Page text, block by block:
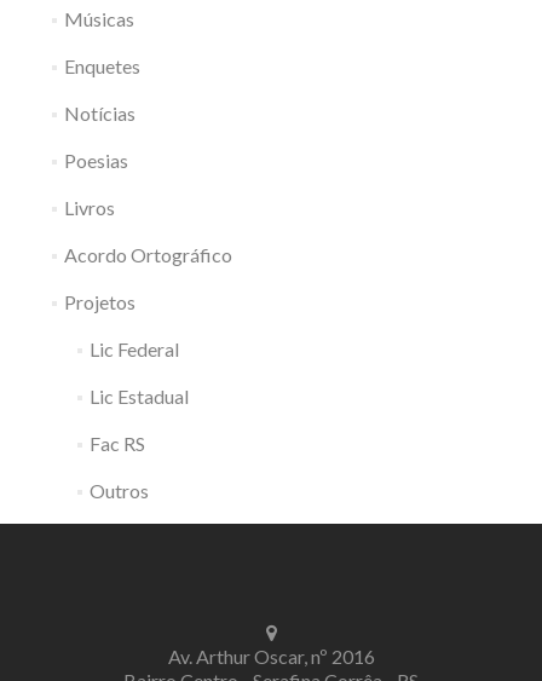
Músicas
Enquetes
Notícias
Poesias
Livros
Acordo Ortográfico
Projetos
Lic Federal
Lic Estadual
Fac RS
Outros
Av. Arthur Oscar, nº 2016